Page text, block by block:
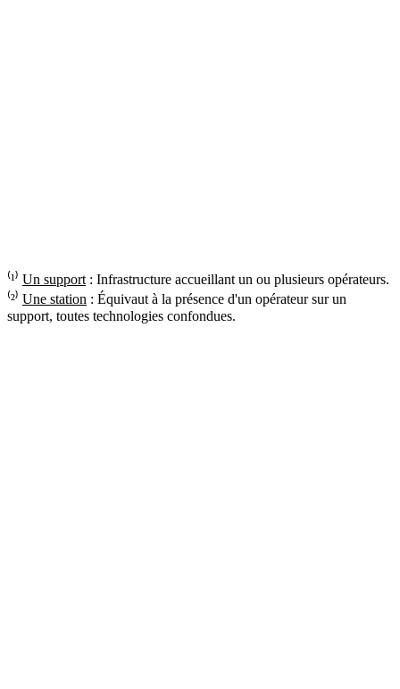
⁽¹⁾ Un support : Infrastructure accueillant un ou plusieurs opérateurs.
⁽²⁾ Une station : Équivaut à la présence d'un opérateur sur un
support, toutes technologies confondues.